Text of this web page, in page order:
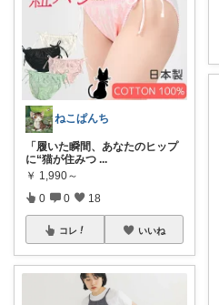
ねこぱんち
「履いた瞬間、あなたのヒップ
に“猫が住みつ ...
￥ 1,990～
0 0 18
コレ いいね